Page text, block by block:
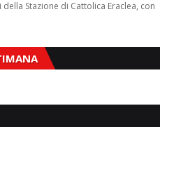
Stazione di Cattolica Eraclea, con